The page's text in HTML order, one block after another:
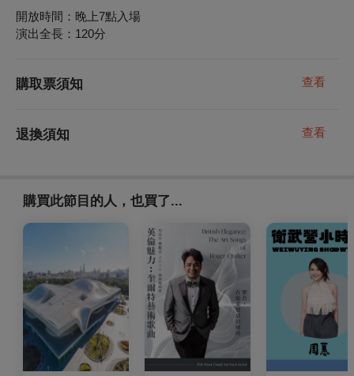
開放時間： 晚上7點入場
演出全長： 120分
購取票須知 查看
退換須知 查看
購買此節目的人，也買了...